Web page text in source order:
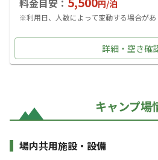
円/泊
※利用日、人数によって変動する場合があ
詳細・空き確
キャンプ場
場内共用施設・設備